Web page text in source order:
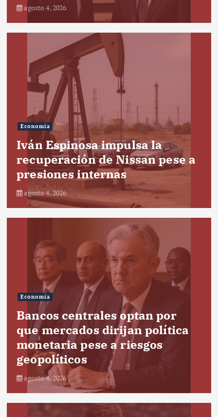
agosto 4, 2026
Economía
Iván Espinosa impulsa la
recuperación de Nissan pese a
presiones internas
agosto 4, 2026
Economía
Bancos centrales optan por
que mercados dirijan política
monetaria pese a riesgos
geopolíticos
agosto 4, 2026